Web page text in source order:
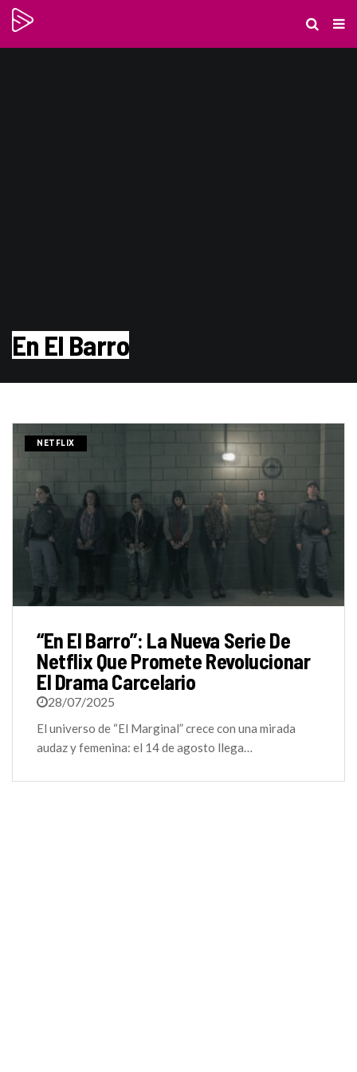
En El Barro
NETFLIX
“En El Barro”: La Nueva Serie De
Netflix Que Promete Revolucionar
El Drama Carcelario
28/07/2025
El universo de “El Marginal” crece con una mirada
audaz y femenina: el 14 de agosto llega…